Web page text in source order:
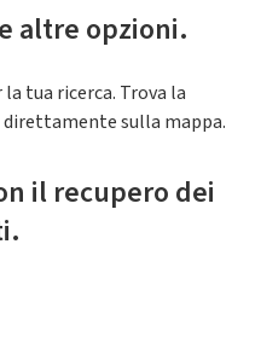
altre opzioni.
tua ricerca. Trova la
direttamente sulla mappa.
il recupero dei